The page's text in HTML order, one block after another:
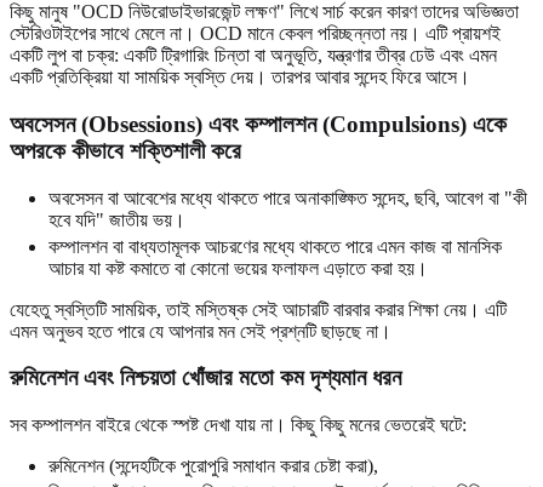
কিছু মানুষ "OCD নিউরোডাইভারজেন্ট লক্ষণ" লিখে সার্চ করেন কারণ তাদের অভিজ্ঞতা
স্টেরিওটাইপের সাথে মেলে না। OCD মানে কেবল পরিচ্ছন্নতা নয়। এটি প্রায়শই
একটি লুপ বা চক্র: একটি ট্রিগারিং চিন্তা বা অনুভূতি, যন্ত্রণার তীব্র ঢেউ এবং এমন
একটি প্রতিক্রিয়া যা সাময়িক স্বস্তি দেয়। তারপর আবার সন্দেহ ফিরে আসে।
অবসেসন (Obsessions) এবং কম্পালশন (Compulsions) একে
অপরকে কীভাবে শক্তিশালী করে
অবসেসন বা আবেশের মধ্যে থাকতে পারে অনাকাঙ্ক্ষিত সন্দেহ, ছবি, আবেগ বা "কী
হবে যদি" জাতীয় ভয়।
কম্পালশন বা বাধ্যতামূলক আচরণের মধ্যে থাকতে পারে এমন কাজ বা মানসিক
আচার যা কষ্ট কমাতে বা কোনো ভয়ের ফলাফল এড়াতে করা হয়।
যেহেতু স্বস্তিটি সাময়িক, তাই মস্তিষ্ক সেই আচারটি বারবার করার শিক্ষা নেয়। এটি
এমন অনুভব হতে পারে যে আপনার মন সেই প্রশ্নটি ছাড়ছে না।
রুমিনেশন এবং নিশ্চয়তা খোঁজার মতো কম দৃশ্যমান ধরন
সব কম্পালশন বাইরে থেকে স্পষ্ট দেখা যায় না। কিছু কিছু মনের ভেতরেই ঘটে:
রুমিনেশন (সন্দেহটিকে পুরোপুরি সমাধান করার চেষ্টা করা),